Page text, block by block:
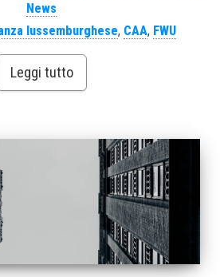
News
lussemburghese, CAA, FWU
Leggi tutto